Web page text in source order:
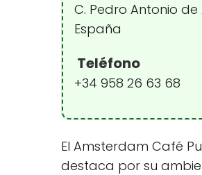
C. Pedro Antonio de
España
Teléfono
+34 958 26 63 68
El Amsterdam Café
destaca por su